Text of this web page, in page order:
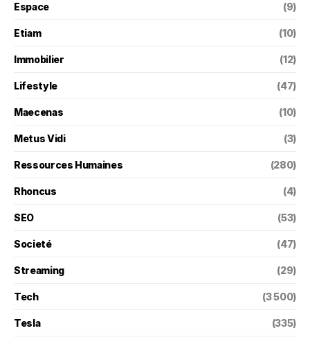
Espace (9)
Etiam (10)
Immobilier (12)
Lifestyle (47)
Maecenas (10)
Metus Vidi (3)
Ressources Humaines (280)
Rhoncus (4)
SEO (53)
Societé (47)
Streaming (29)
Tech (3 500)
Tesla (335)